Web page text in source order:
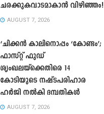
ചരക്കുകവാടമാകാൻ വിഴിഞ്ഞം!
AUGUST 7, 2026
‘ചിക്കൻ കാലിനൊപ്പം ‘കോണ്ടം’;
ഫാസ്റ്റ് ഫുഡ്
ശൃംഖലയ്ക്കെതിരെ 14
കോടിയുടെ നഷ്ടപരിഹാര
ഹർജി നൽകി ദമ്പതികൾ
AUGUST 7, 2026